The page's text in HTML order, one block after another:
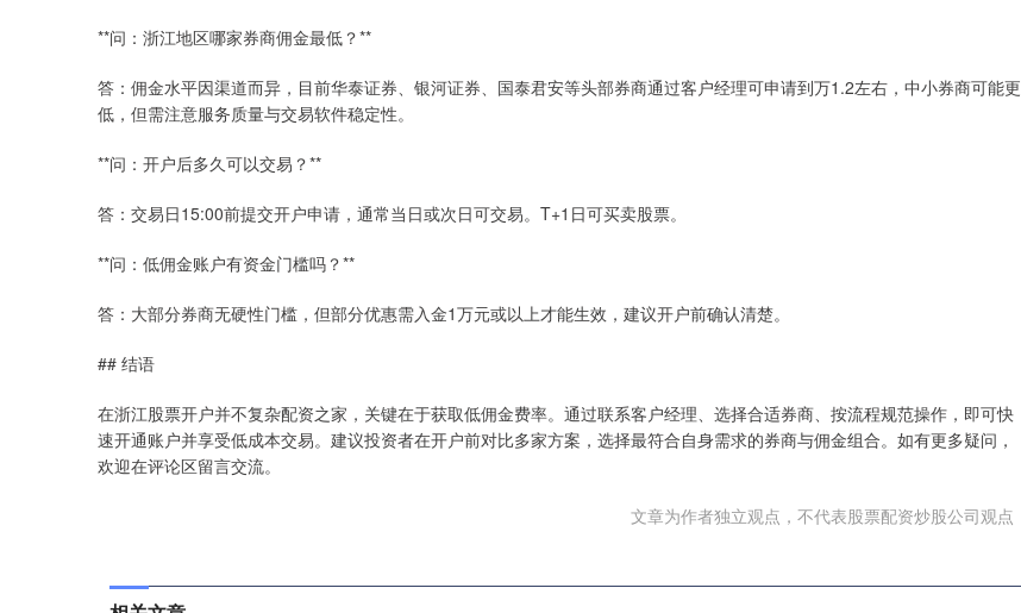
**问：浙江地区哪家券商佣金最低？**
答：佣金水平因渠道而异，目前华泰证券、银河证券、国泰君安等头部券商通过客户经理可申请到万1.2左右，中小券商可能更
低，但需注意服务质量与交易软件稳定性。
**问：开户后多久可以交易？**
答：交易日15:00前提交开户申请，通常当日或次日可交易。T+1日可买卖股票。
**问：低佣金账户有资金门槛吗？**
答：大部分券商无硬性门槛，但部分优惠需入金1万元或以上才能生效，建议开户前确认清楚。
## 结语
在浙江股票开户并不复杂配资之家，关键在于获取低佣金费率。通过联系客户经理、选择合适券商、按流程规范操作，即可快
速开通账户并享受低成本交易。建议投资者在开户前对比多家方案，选择最符合自身需求的券商与佣金组合。如有更多疑问，
欢迎在评论区留言交流。
文章为作者独立观点，不代表股票配资炒股公司观点